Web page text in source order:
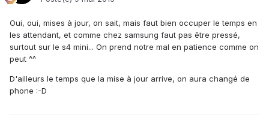
Oui, oui, mises à jour, on sait, mais faut bien occuper le temps en
les attendant, et comme chez samsung faut pas être pressé,
surtout sur le s4 mini... On prend notre mal en patience comme on
peut ^^
D'ailleurs le temps que la mise à jour arrive, on aura changé de
phone :-D